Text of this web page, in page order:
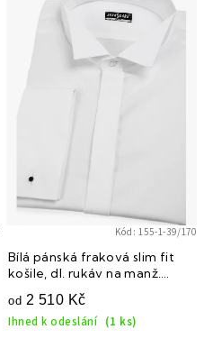
Bílá pánská fraková slim fit
košile, dl. rukáv na manž.
knoflíčky, 155-1 V1
od 2 510 Kč
Ihned k odeslání (1 ks)
Kód:155-1-39/170